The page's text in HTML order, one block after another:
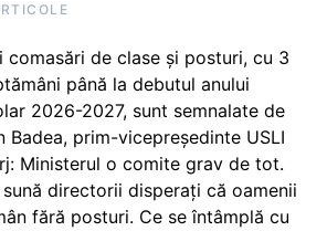
comasări de clase și posturi, cu 3
până la debutul anului
2026-2027, sunt semnalate de
Badea, prim-vicepreședinte USLI
Ministerul o comite grav de tot.
sună directorii disperați că oamenii
fără posturi. Ce se întâmplă cu